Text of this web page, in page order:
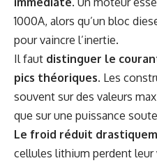
1000A, alors qu’un bloc
pour vaincre l’inertie.
Il faut distinguer le
pics théoriques. Les
souvent sur des valeurs
que sur une puissance
Le froid réduit
cellules lithium perdent leur